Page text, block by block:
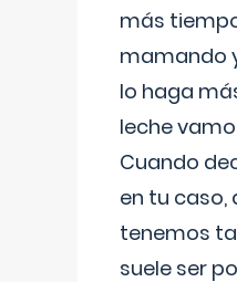
más
mamando
lo haga
leche
Cuando
en tu caso,
tenemos
suele ser